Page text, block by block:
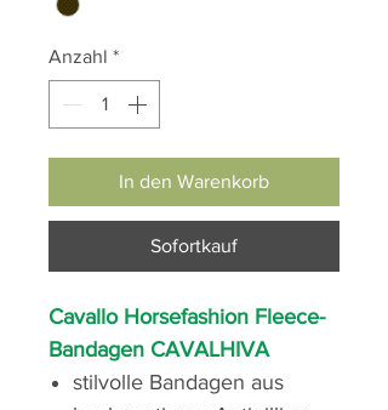
Anzahl *
In den Warenkorb
Sofortkauf
Cavallo Horsefashion Fleece-
Bandagen CAVALHIVA
stilvolle Bandagen aus